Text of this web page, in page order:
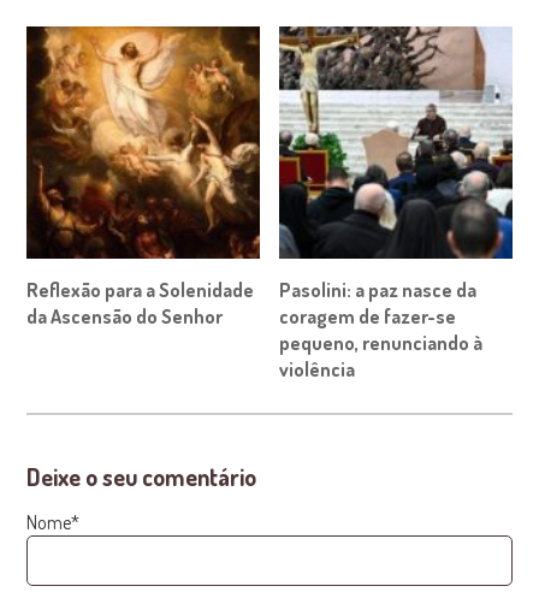
Reflexão para a Solenidade
da Ascensão do Senhor
Pasolini: a paz nasce da
coragem de fazer-se
pequeno, renunciando à
violência
Deixe o seu comentário
Nome*